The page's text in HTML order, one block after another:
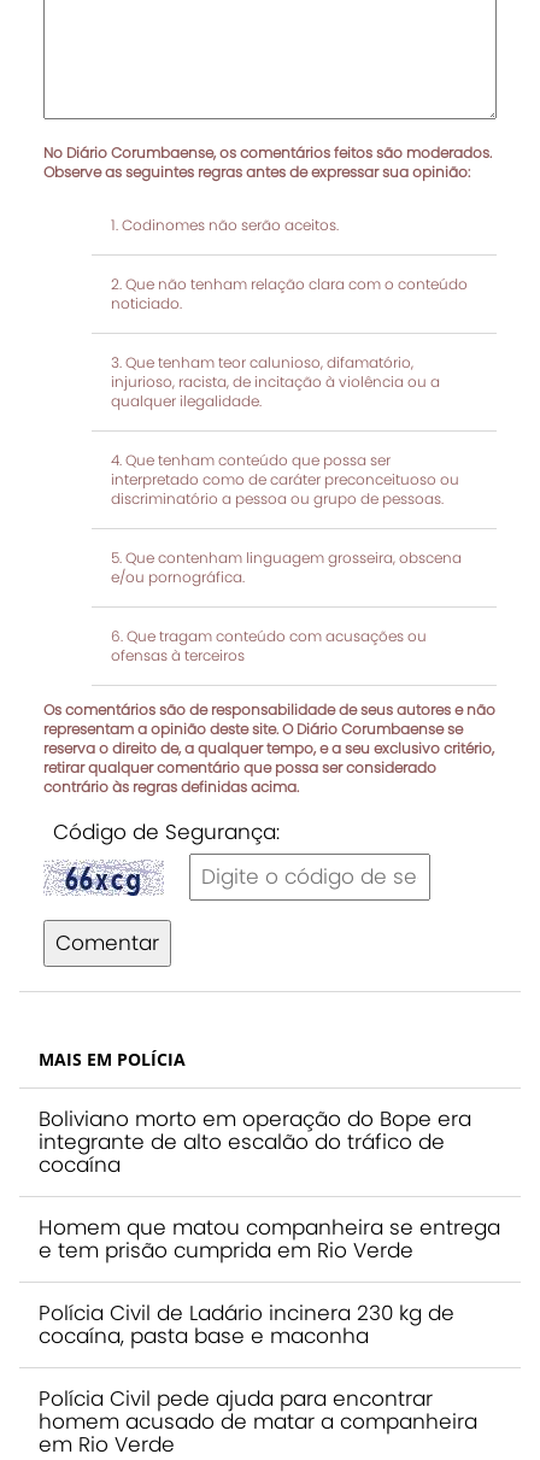
No Diário Corumbaense, os comentários feitos são moderados.
Observe as seguintes regras antes de expressar sua opinião:
Codinomes não serão aceitos.
Que não tenham relação clara com o conteúdo
noticiado.
Que tenham teor calunioso, difamatório,
injurioso, racista, de incitação à violência ou a
qualquer ilegalidade.
Que tenham conteúdo que possa ser
interpretado como de caráter preconceituoso ou
discriminatório a pessoa ou grupo de pessoas.
Que contenham linguagem grosseira, obscena
e/ou pornográfica.
Que tragam conteúdo com acusações ou
ofensas à terceiros
Os comentários são de responsabilidade de seus autores e não
representam a opinião deste site. O Diário Corumbaense se
reserva o direito de, a qualquer tempo, e a seu exclusivo critério,
retirar qualquer comentário que possa ser considerado
contrário às regras definidas acima.
Código de Segurança:
Comentar
MAIS EM POLÍCIA
Boliviano morto em operação do Bope era
integrante de alto escalão do tráfico de
cocaína
Homem que matou companheira se entrega
e tem prisão cumprida em Rio Verde
Polícia Civil de Ladário incinera 230 kg de
cocaína, pasta base e maconha
Polícia Civil pede ajuda para encontrar
homem acusado de matar a companheira
em Rio Verde